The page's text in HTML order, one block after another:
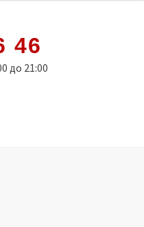
46
до 21:00